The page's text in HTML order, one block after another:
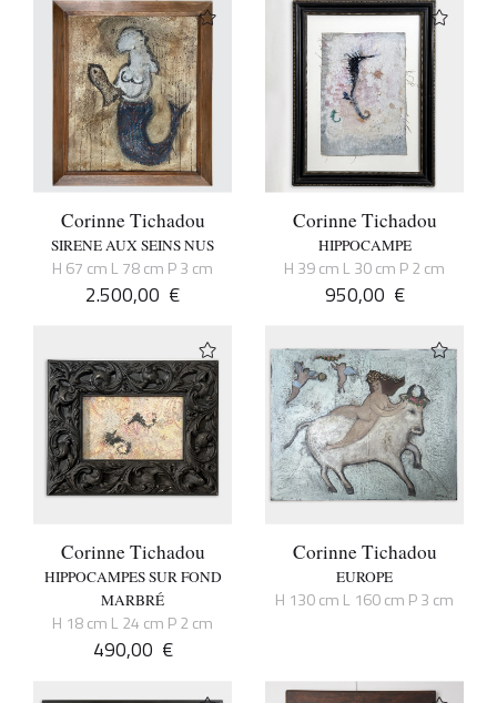
Corinne Tichadou
SIRENE AUX SEINS NUS
H 67 cm L 78 cm P 3 cm
2.500,00 €
Corinne Tichadou
HIPPOCAMPE
H 39 cm L 30 cm P 2 cm
950,00 €
Corinne Tichadou
HIPPOCAMPES SUR FOND
MARBRÉ
H 18 cm L 24 cm P 2 cm
490,00 €
Corinne Tichadou
EUROPE
H 130 cm L 160 cm P 3 cm